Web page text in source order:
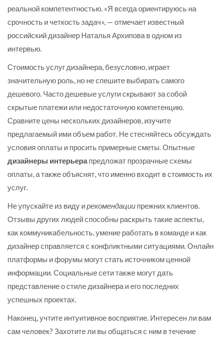
реальной компетентностью. «Я всегда ориентируюсь на
срочность и четкость задач», — отмечает известный
российский дизайнер Наталья Архипова в одном из
интервью.
Стоимость услуг дизайнера, безусловно, играет
значительную роль, но не спешите выбирать самого
дешевого. Часто дешевые услуги скрывают за собой
скрытые платежи или недостаточную компетенцию.
Сравните цены нескольких дизайнеров, изучите
предлагаемый ими объем работ. Не стесняйтесь обсуждать
условия оплаты и просить примерные сметы. Опытные
дизайнеры интерьерапредложат прозрачные схемы
оплаты, а также объяснят, что именно входит в стоимость их
услуг.
Не упускайте из виду ирекомендации прежних клиентов.
Отзывы других людей способны раскрыть такие аспекты,
как коммуникабельность, умение работать в команде и как
дизайнер справляется с конфликтными ситуациями. Онлайн
платформы и форумы могут стать источником ценной
информации. Социальные сети также могут дать
представление о стиле дизайнера и его последних
успешных проектах.
Наконец, учтите интуитивное восприятие. Интересен ли вам
сам человек? Захотите ли вы общаться с ним в течение